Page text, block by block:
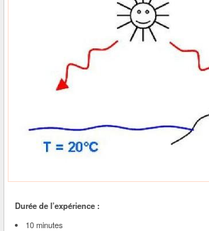
Durée de l’expérience :
10 minutes